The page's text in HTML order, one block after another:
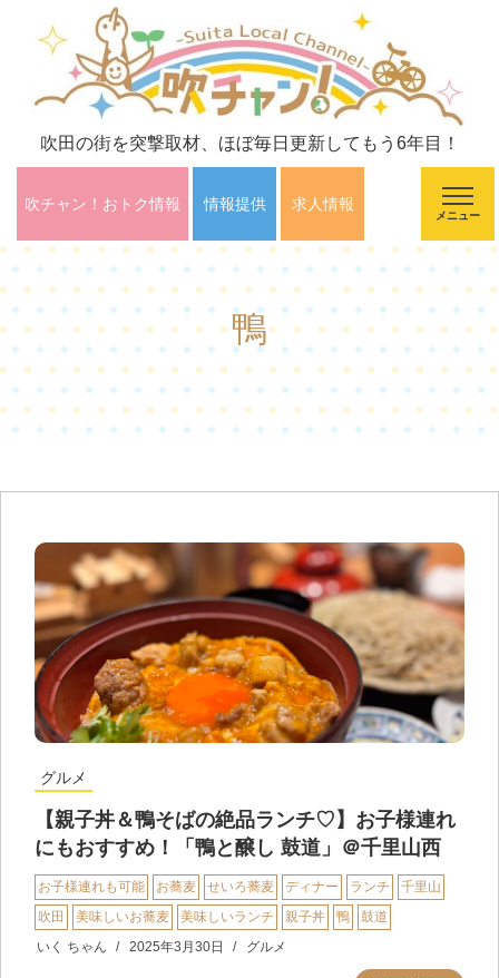
吹田の街を突撃取材、ほぼ毎日更新してもう6年目！
吹チャン！おトク情報 情報提供 求人情報
メニュー
鴨
グルメ
【親子丼＆鴨そばの絶品ランチ♡】お子様連れ
にもおすすめ！「鴨と醸し 鼓道」＠千里山西
お子様連れも可能 お蕎麦 せいろ蕎麦 ディナー ランチ
千里山
吹田
美味しいお蕎麦 美味しいランチ 親子丼 鴨
鼓道
いく ちゃん
2025年3月30日 グルメ